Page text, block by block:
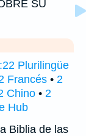
SU
Plurilingüe
Francés • 2
Chino • 2
Hub
Biblia de las